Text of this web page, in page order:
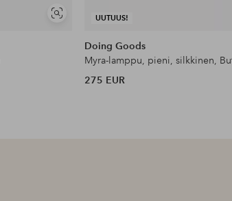
Näytä
UUTUUS!
Doing Goods
275 EUR